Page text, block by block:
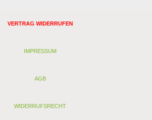
VERTRAG WIDERRUFEN
IMPRESSUM
AGB
WIDERRUFSRECHT